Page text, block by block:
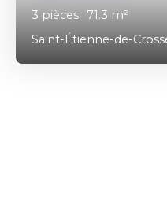
3 pièces 71.3 m²
Saint-Étienne-de-